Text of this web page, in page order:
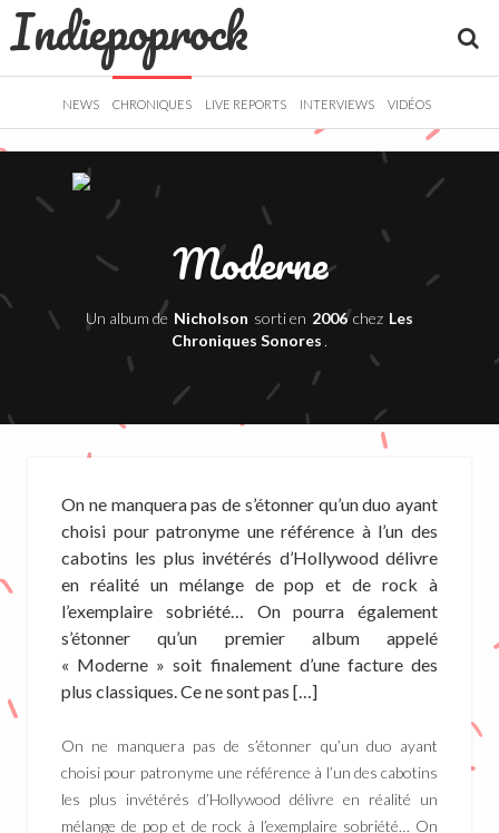
Indiepoprock
NEWS CHRONIQUES LIVE REPORTS INTERVIEWS VIDÉOS
Moderne
Un album de Nicholson sorti en 2006chez Les
Chroniques Sonores .
On ne manquera pas de s’étonner qu’un duo ayant
choisi pour patronyme une référence à l’un des
cabotins les plus invétérés d’Hollywood délivre
en réalité un mélange de pop et de rock à
l’exemplaire sobriété… On pourra également
s’étonner qu’un premier album appelé
« Moderne » soit finalement d’une facture des
plus classiques. Ce ne sont pas […]
On ne manquera pas de s’étonner qu’un duo ayant
choisi pour patronyme une référence à l’un des cabotins
les plus invétérés d’Hollywood délivre en réalité un
mélange de pop et de rock à l’exemplaire sobriété… On